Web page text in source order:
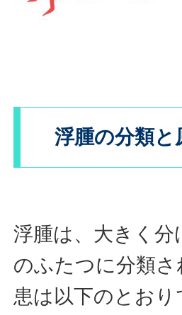
浮腫の分類と
浮腫は、大きく分
のふたつに分類
患は以下のとおり